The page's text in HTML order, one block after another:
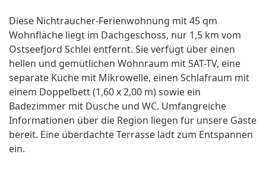
Diese Nichtraucher-Ferienwohnung mit 45 qm
Wohnfläche liegt im Dachgeschoss, nur 1,5 km vom
Ostseefjord Schlei entfernt. Sie verfügt über einen
hellen und gemütlichen Wohnraum mit SAT-TV, eine
separate Küche mit Mikrowelle, einen Schlafraum mit
einem Doppelbett (1,60 x 2,00 m) sowie ein
Badezimmer mit Dusche und WC. Umfangreiche
Informationen über die Region liegen für unsere Gäste
bereit. Eine überdachte Terrasse lädt zum Entspannen
ein.